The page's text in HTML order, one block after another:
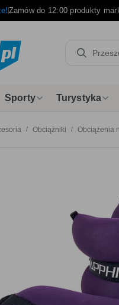
Zamów do 12:00 produkty
Sporty Turystyka
Obciążniki Obciążenia